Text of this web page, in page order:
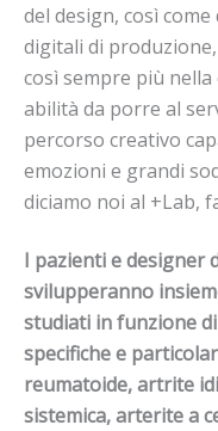
del design, così
digitali di
così sempre più
abilità da porre al
percorso creativo
emozioni e grandi
diciamo noi al +Lab,
I pazienti e designer
svilupperanno
studiati in funzione
specifiche e
reumatoide, artrite
sistemica, arterite a